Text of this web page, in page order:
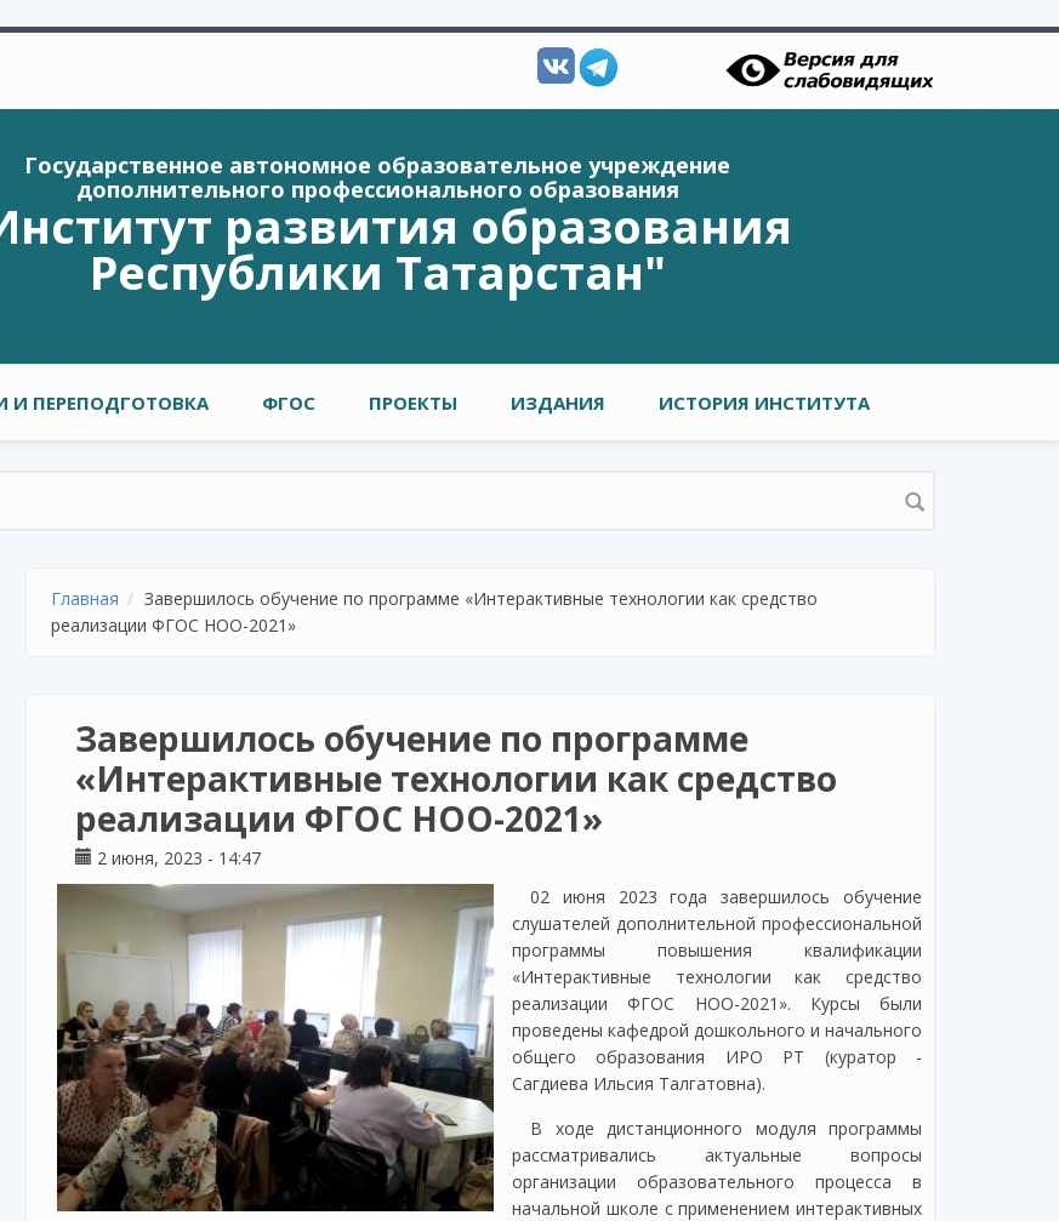
Государственное автономное образовательное учреждение
дополнительного профессионального образования
развития образования
Республики Татарстан"
ПЕРЕПОДГОТОВКА ФГОС ПРОЕКТЫ ИЗДАНИЯ ИСТОРИЯ ИНСТИТУТА
Главная
Завершилось обучение по программе «Интерактивные технологии как средство
реализации ФГОС НОО-2021»
Завершилось обучение по программе
«Интерактивные технологии как средство
реализации ФГОС НОО-2021»
2 июня, 2023 - 14:47
02 июня 2023 года завершилось обучение
слушателей дополнительной профессиональной
программы повышения квалификации
«Интерактивные технологии как средство
реализации ФГОС НОО-2021». Курсы были
проведены кафедрой дошкольного и начального
общего образования ИРО РТ (куратор -
Сагдиева Ильсия Талгатовна).
В ходе дистанционного модуля программы
рассматривались актуальные вопросы
организации образовательного процесса в
начальной школе с применением интерактивных